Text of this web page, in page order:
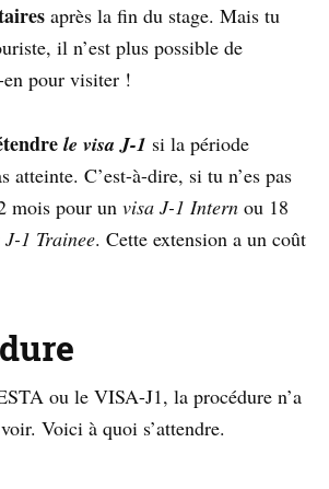
après la fin du stage. Mais tu
il n’est plus possible de
pour visiter !
le visa J-1 si la période
atteinte. C’est-à-dire, si tu n’es pas
mois pour un visa J-1 Intern ou 18
1 Trainee. Cette extension a un coût
ou le VISA-J1, la procédure n’a
Voici à quoi s’attendre.